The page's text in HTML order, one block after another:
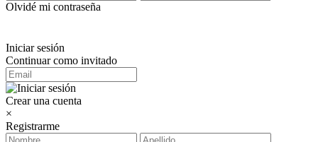
Olvidé mi contraseña
Iniciar sesión
Continuar como invitado
Crear una cuenta
×
Registrarme